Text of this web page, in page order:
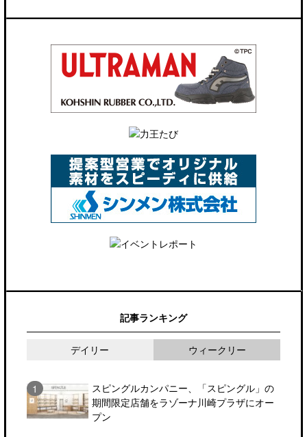
記事ランキング
デイリー ウィークリー
スピングルカンパニー、「スピングル」の
期間限定店舗をラゾーナ川崎プラザにオー
プン